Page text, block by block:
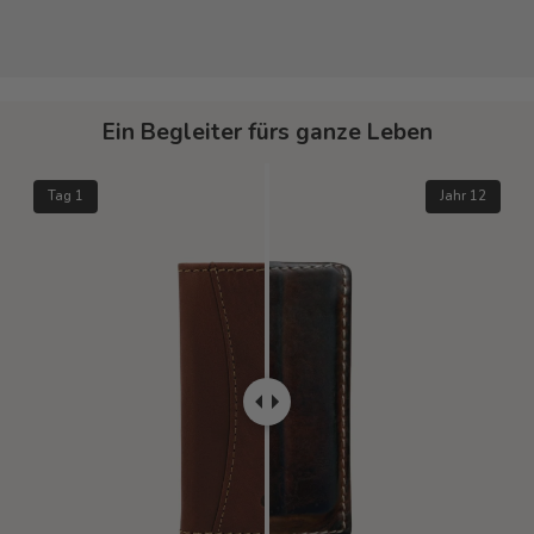
Ein Begleiter fürs ganze Leben
Tag 1 Jahr 12